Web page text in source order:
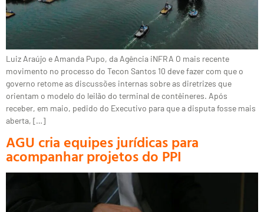
Luiz Araújo e Amanda Pupo, da Agência iNFRA O mais recente
movimento no processo do Tecon Santos 10 deve fazer com que o
governo retome as discussões internas sobre as diretrizes que
orientam o modelo do leilão do terminal de contêineres. Após
receber, em maio, pedido do Executivo para que a disputa fosse mais
aberta, […]
AGU cria equipes jurídicas para
acompanhar projetos do PPI